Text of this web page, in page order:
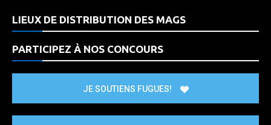
LIEUX DE DISTRIBUTION DES MAGS
PARTICIPEZ À NOS CONCOURS
JE SOUTIENS FUGUES!